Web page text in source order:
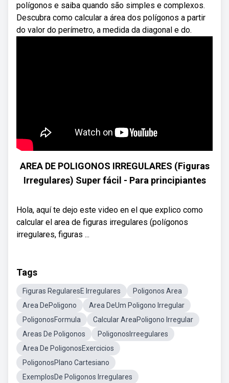
polígonos e saiba quando são simples e complexos.
Descubra como calcular a área dos polígonos a partir
do valor do perímetro, a medida da diagonal e do.
AREA DE POLIGONOS IRREGULARES (Figuras
Irregulares) Super fácil - Para principiantes
Hola, aquí te dejo este video en el que explico como
calcular el area de figuras irregulares (polígonos
irregulares, figuras ...
Tags
Figuras RegularesE Irregulares
Poligonos Area
Area DePoligono
Area DeUm Poligono Irregular
PoligonosFormula
Calcular AreaPoligono Irregular
Areas De Poligonos
PoligonosIrreegulares
Area De PoligonosExercicios
PoligonosPlano Cartesiano
ExemplosDe Poligonos Irregulares